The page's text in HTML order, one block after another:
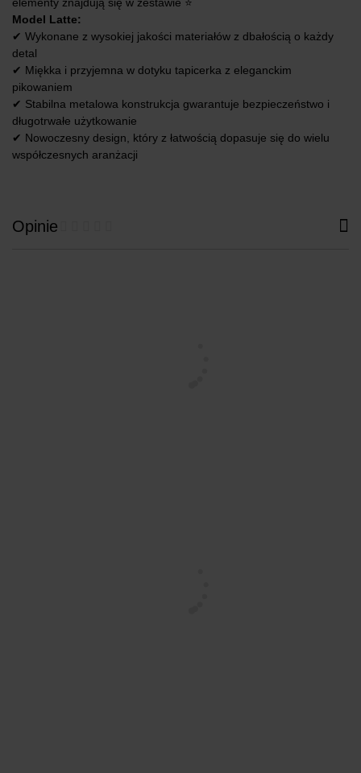
Model Latte:
✔ Wykonane z wysokiej jakości materiałów z dbałością o każdy
detal
✔ Miękka i przyjemna w dotyku tapicerka z eleganckim
pikowaniem
✔ Stabilna metalowa konstrukcja gwarantuje bezpieczeństwo i
długotrwałe użytkowanie
✔ Nowoczesny design, który z łatwością dopasuje się do wielu
współczesnych aranżacji
Opinie